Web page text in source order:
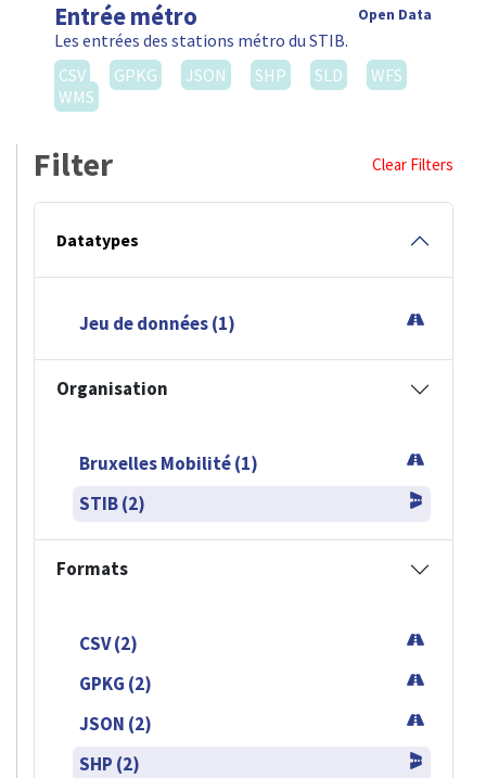
Entrée métro Open Data
Les entrées des stations métro du STIB.
CSV
GPKG JSON SHP SLD
WFS
WMS
Filter Clear Filters
Datatypes
Jeu de données (1)
Organisation
Bruxelles Mobilité (1)
STIB (2)
Formats
CSV (2)
GPKG (2)
JSON (2)
SHP (2)